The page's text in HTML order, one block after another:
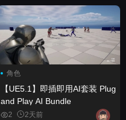
角色
【UE5.1】即插即用AI套装 Plug
and Play AI Bundle
2 2天前